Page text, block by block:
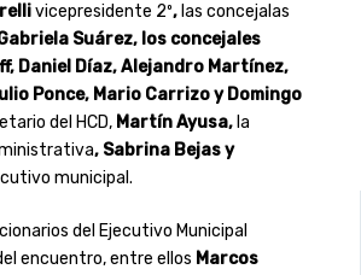
vicepresidente 2º,las concejalas
Suárez, los concejales
Daniel Díaz, Alejandro Martínez,
Ponce, Mario Carrizo y Domingo
del HCD,Martín Ayusa,la
, Sabrina Bejas y
municipal.
del Ejecutivo Municipal
encuentro, entre ellos Marcos